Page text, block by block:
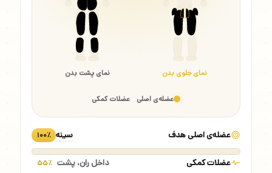
نمای جلوی بدن نمای پشت بدن
عضله‌ی اصلی عضلات کمکی
عضله‌ی اصلی هدف سینه ۱۰۰٪
عضلات کمکی داخل ران، پشت ۵۵٪